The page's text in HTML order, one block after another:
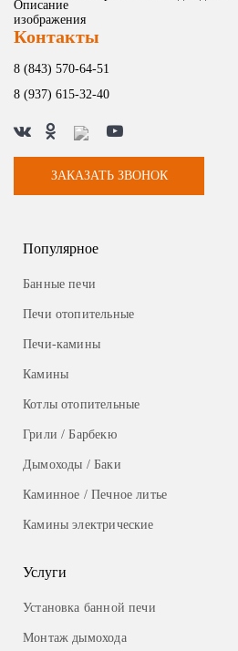
Контакты
8 (843) 570-64-51
8 (937) 615-32-40
ЗАКАЗАТЬ ЗВОНОК
Популярное
Банные печи
Печи отопительные
Печи-камины
Камины
Котлы отопительные
Грили / Барбекю
Дымоходы / Баки
Каминное / Печное литье
Камины электрические
Услуги
Установка банной печи
Монтаж дымохода